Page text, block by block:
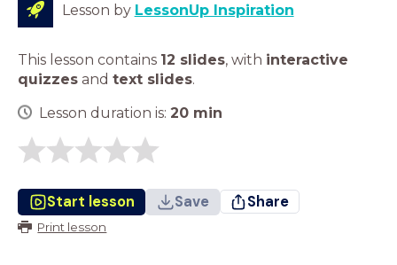
Lesson by LessonUp Inspiration
This lesson contains 12 slides, with interactive
quizzes and text slides.
Lesson duration is: 20 min
Start lesson Save Share
Print lesson